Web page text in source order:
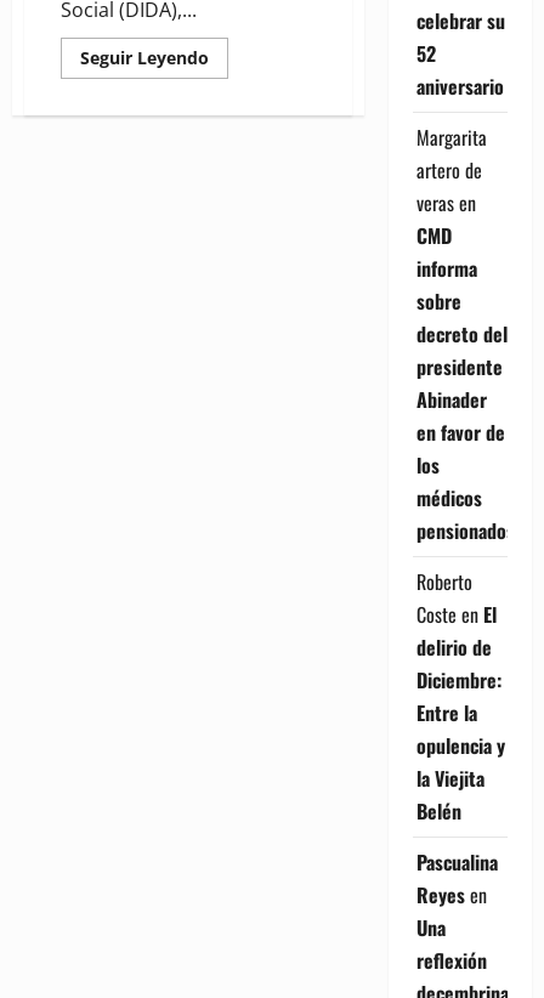
Social (DIDA),...
Seguir Leyendo
more
mesa
celebrar su
52
aniversario
Margarita
artero de
verasen
CMD
informa
sobre
decreto del
presidente
Abinader
en favor de
los
médicos
pensionados
Roberto
Coste en El
delirio de
Diciembre:
Entre la
opulencia y
la Viejita
Belén
Pascualina
Reyesen
Una
reflexión